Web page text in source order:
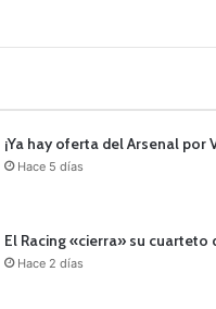
¡Ya hay oferta del Arsenal por
Hace 5 días
El Racing «cierra» su cuarteto
Hace 2 días